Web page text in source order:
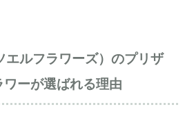
ルフラワーズ）のプリザ
ワーが選ばれる理由